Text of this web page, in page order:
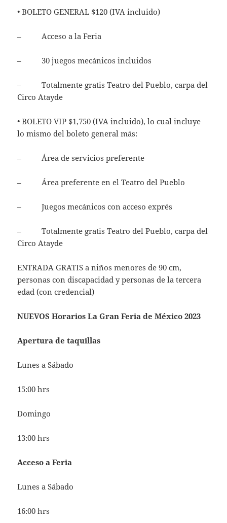
• BOLETO GENERAL $120 (IVA incluido)
– Acceso a la Feria
– 30 juegos mecánicos incluidos
– Totalmente gratis Teatro del Pueblo, carpa del
Circo Atayde
• BOLETO VIP $1,750 (IVA incluido), lo cual incluye
lo mismo del boleto general más:
– Área de servicios preferente
– Área preferente en el Teatro del Pueblo
– Juegos mecánicos con acceso exprés
– Totalmente gratis Teatro del Pueblo, carpa del
Circo Atayde
ENTRADA GRATIS a niños menores de 90 cm,
personas con discapacidad y personas de la tercera
edad (con credencial)
NUEVOS Horarios La Gran Feria de México 2023
Apertura de taquillas
Lunes a Sábado
15:00 hrs
Domingo
13:00 hrs
Acceso a Feria
Lunes a Sábado
16:00 hrs